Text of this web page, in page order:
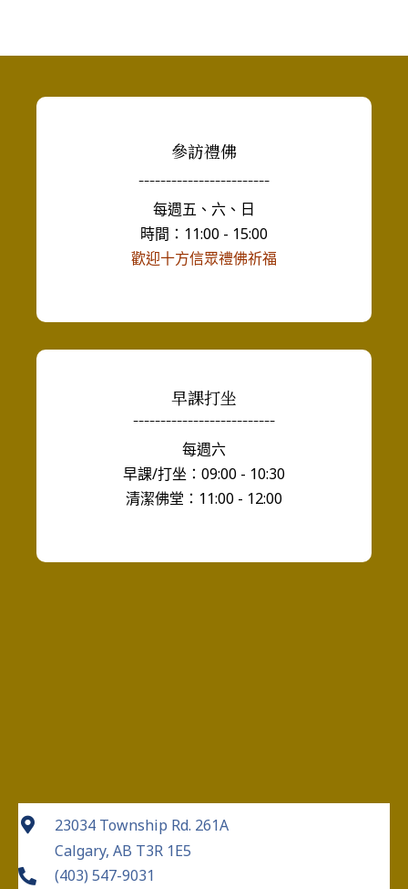
參訪禮佛
------------------------
每週五、六、日
時間：11:00 - 15:00
歡迎十方信眾禮佛祈福
早課打坐
--------------------------
每週六
早課/打坐：09:00 - 10:30
清潔佛堂：11:00 - 12:00
23034 Township Rd. 261A
Calgary, AB T3R 1E5
(403) 547-9031